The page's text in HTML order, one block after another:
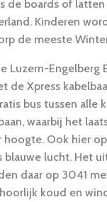
de boards of
Kinderen
de meeste
Luzern-Engelberg
de Xpress
bus tussen alle
waarbij het
hoogte. Ook hier
blauwe lucht. Het
daar op 3041
koud en